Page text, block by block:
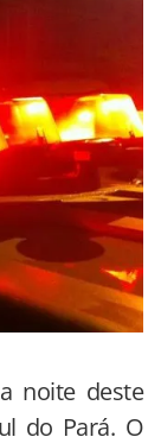
noite deste
do Pará. O